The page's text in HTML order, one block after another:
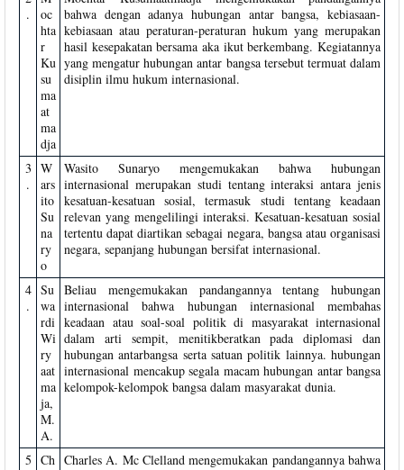
.
oc
hta
r
Ku
su
ma
at
ma
dja
bahwa dengan adanya hubungan antar bangsa, kebiasaan-
kebiasaan atau peraturan-peraturan hukum yang merupakan
hasil kesepakatan bersama aka ikut berkembang. Kegiatannya
yang mengatur hubungan antar bangsa tersebut termuat dalam
disiplin ilmu hukum internasional.
3
.
W
ars
ito
Su
na
ry
o
Wasito Sunaryo mengemukakan bahwa hubungan
internasional merupakan studi tentang interaksi antara jenis
kesatuan-kesatuan sosial, termasuk studi tentang keadaan
relevan yang mengelilingi interaksi. Kesatuan-kesatuan sosial
tertentu dapat diartikan sebagai negara, bangsa atau organisasi
negara, sepanjang hubungan bersifat internasional.
4
.
Su
wa
rdi
Wi
ry
aat
ma
ja,
M.
A.
Beliau mengemukakan pandangannya tentang hubungan
internasional bahwa hubungan internasional membahas
keadaan atau soal-soal politik di masyarakat internasional
dalam arti sempit, menitikberatkan pada diplomasi dan
hubungan antarbangsa serta satuan politik lainnya. hubungan
internasional mencakup segala macam hubungan antar bangsa
kelompok-kelompok bangsa dalam masyarakat dunia.
5 Ch Charles A. Mc Clelland mengemukakan pandangannya bahwa